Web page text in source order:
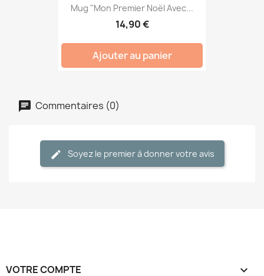
Mug "Mon Premier Noël Avec...
14,90 €
Ajouter au panier
Commentaires (0)
Soyez le premier à donner votre avis
VOTRE COMPTE 